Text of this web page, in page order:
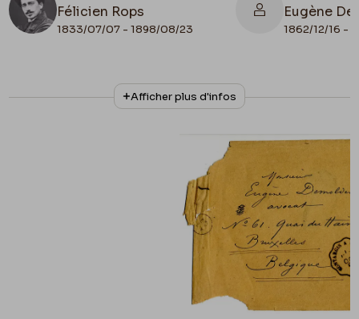
Félicien Rops
1833/07/07 - 1898/08/23
Eugène
1862/12/16 -
N° d'inventaire
72039/17
Collationnage
Scan
1890/10/22
Lieu de conservation
France, Paris, Ancienne collection du Musée
des lettres et manuscrits
Afficher plus d'infos